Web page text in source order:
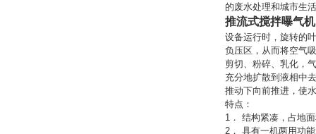
的废水处理和城市生
推流式搅拌曝气
设备运行时，旋转的
负压区，从而将空气
剪切、粉碎、乳化，
充分地扩散到液相中
推动下向前推进，使
特点：
1． 结构紧凑，占地
2． 具有一机两用功